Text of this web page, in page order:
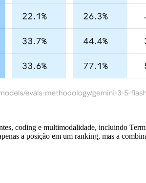
coding e multimodalidade, incluindo
a posição em um ranking, mas a